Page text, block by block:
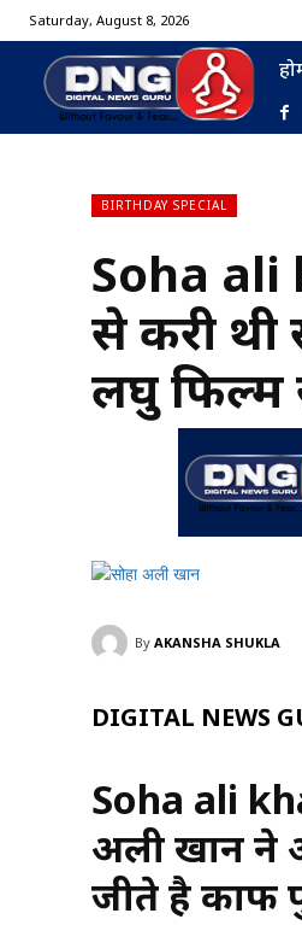
Saturday, August 8, 2026
BIRTHDAY SPECIAL
Soha ali
से करी
लघु फिल्म
By AKANSHA SHUKLA
DIGITAL NEWS
Soha ali
अली खान ने
जीते है काफी
BURMA FURNISHING